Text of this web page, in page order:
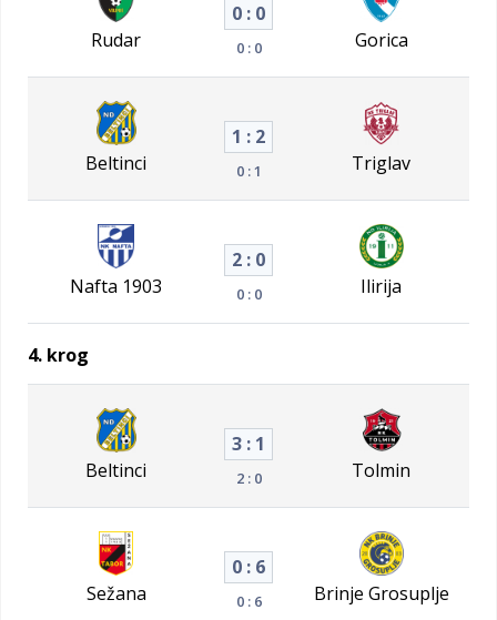
Rudar
0 : 0
0 : 0 Gorica
Beltinci
1 : 2
0 : 1 Triglav
Nafta 1903
2 : 0
0 : 0 Ilirija
4. krog
Beltinci
3 : 1
2 : 0 Tolmin
Sežana
0 : 6
0 : 6 Brinje Grosuplje